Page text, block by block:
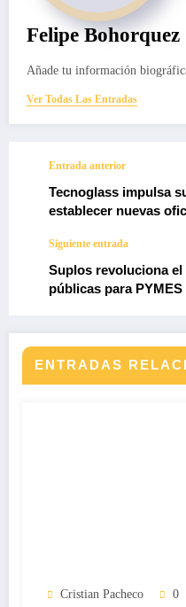
Felipe Bohorquez
Añade tu información
Ver Todas Las Entradas
Entrada anterior
Tecnoglass impulsa
establecer nuevas
Siguiente entrada
Suplos revoluciona
públicas para
ENTRADAS
Cristian Pacheco 0